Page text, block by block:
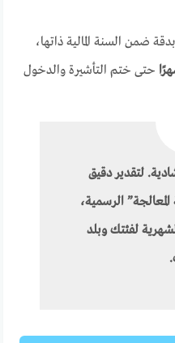
ضمن السنة المالية ذاتها،
حتى ختم التأشيرة والدخول
لتقدير دقيق
الرسمية،
لفئتك وبلد